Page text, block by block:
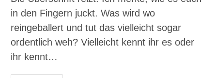
in den Fingern juckt. Was wird wo
reingeballert und tut das vielleicht sogar
ordentlich weh? Vielleicht kennt ihr es oder
ihr kennt…